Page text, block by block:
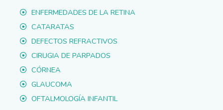
ENFERMEDADES DE LA RETINA
CATARATAS
DEFECTOS REFRACTIVOS
CIRUGIA DE PARPADOS
CÓRNEA
GLAUCOMA
OFTALMOLOGÍA INFANTIL